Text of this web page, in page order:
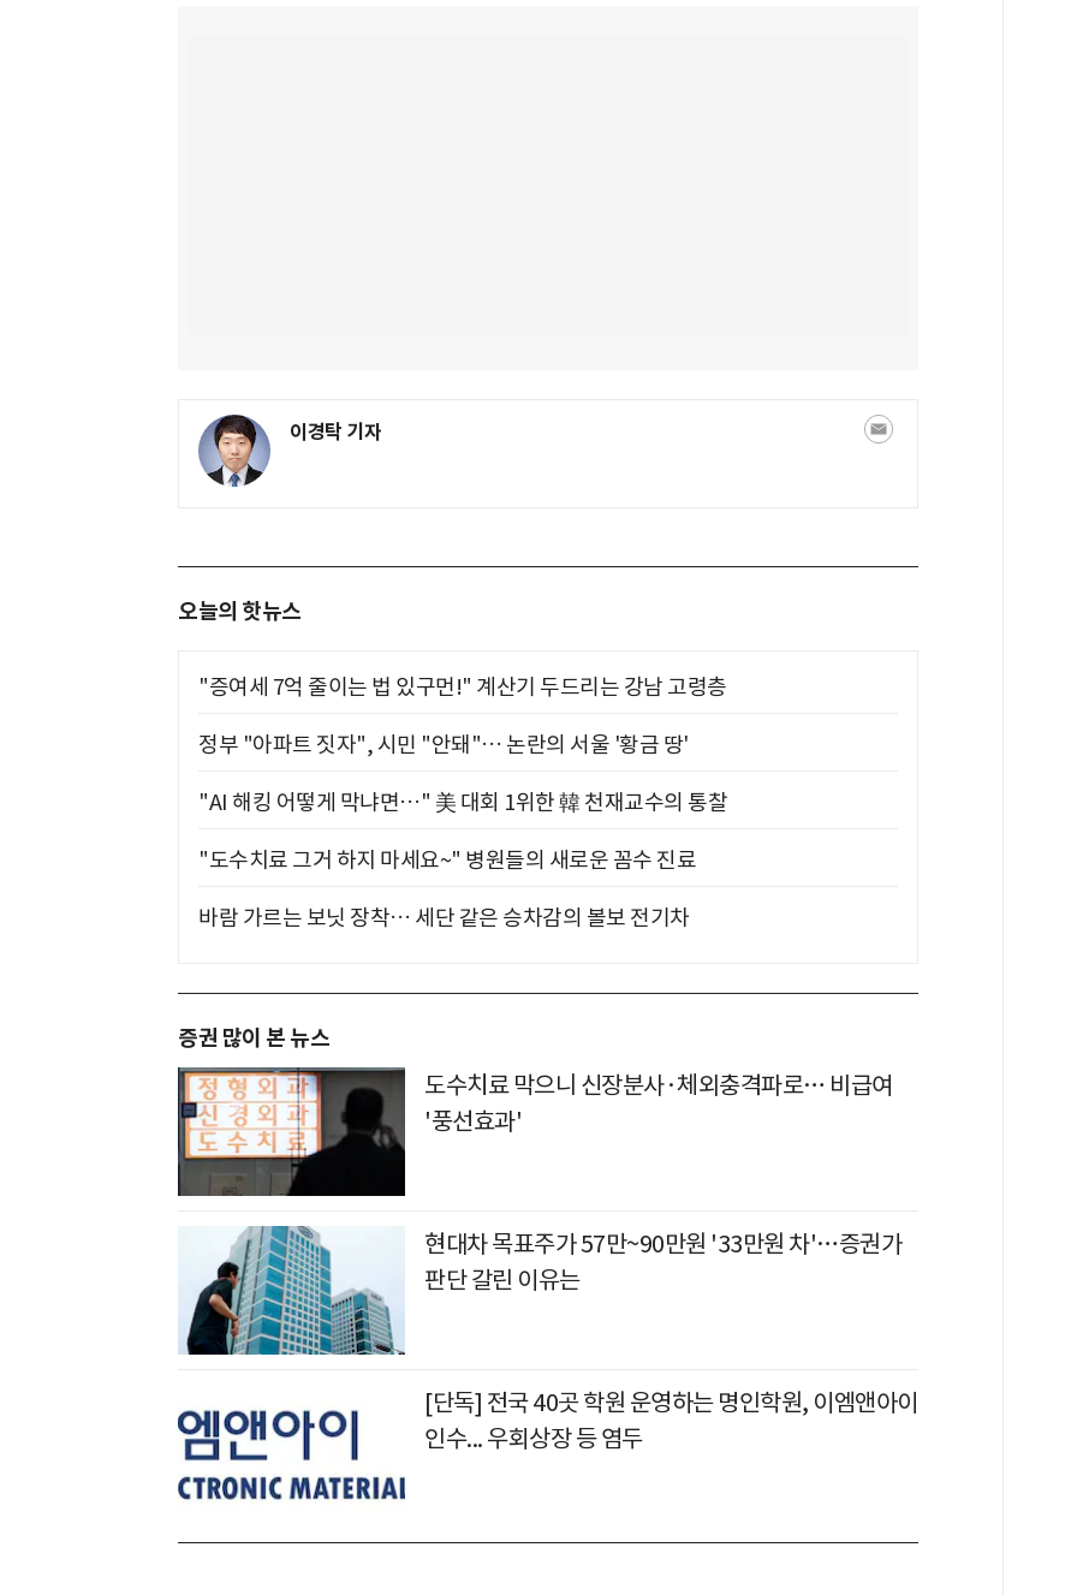
이경탁 기자
오늘의 핫뉴스
"증여세 7억 줄이는 법 있구먼!" 계산기 두드리는 강남 고령층
정부 "아파트 짓자", 시민 "안돼"… 논란의 서울 '황금 땅'
"AI 해킹 어떻게 막냐면…" 美 대회 1위한 韓 천재교수의 통찰
"도수치료 그거 하지 마세요~" 병원들의 새로운 꼼수 진료
바람 가르는 보닛 장착… 세단 같은 승차감의 볼보 전기차
증권 많이 본 뉴스
도수치료 막으니 신장분사·체외충격파로… 비급여
'풍선효과'
현대차 목표주가 57만~90만원 '33만원 차'…증권가
판단 갈린 이유는
[단독] 전국 40곳 학원 운영하는 명인학원, 이엠앤아이
인수... 우회상장 등 염두